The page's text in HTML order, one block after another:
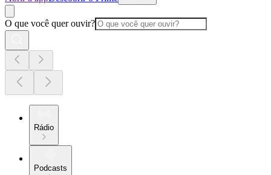
O que você quer ouvir?
Rádio
Podcasts